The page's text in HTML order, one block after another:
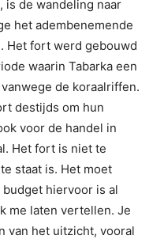
de wandeling naar
het adembenemende
Het fort werd gebouwd
waarin Tabarka een
de koraalriffen.
destijds om hun
voor de handel in
Het fort is niet te
staat is. Het moet
hiervoor is al
me laten vertellen. Je
van het uitzicht, vooral